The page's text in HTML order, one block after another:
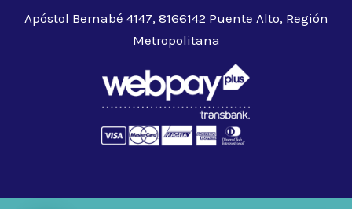
Apóstol Bernabé 4147, 8166142 Puente Alto, Región
Metropolitana